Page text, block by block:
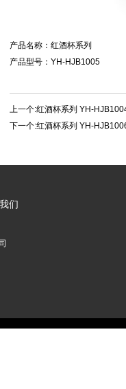
产品名称：红酒杯系列
产品型号：YH-HJB1005
上一个:红酒杯系列 YH-
下一个:红酒杯系列 YH-
们